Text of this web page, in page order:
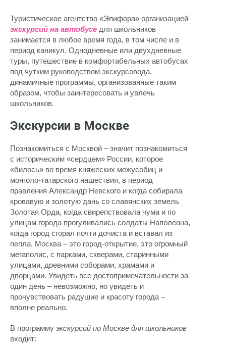
Туристическое агентство «Эпифора» организацией
экскурсий на автобусе для школьников
занимается в любое время года, в том числе и в
период каникул. Однодневные или двухдневные
туры, путешествие в комфортабельных автобусах
под чутким руководством экскурсовода,
динамичные программы, организованные таким
образом, чтобы заинтересовать и увлечь
школьников.
Экскурсии в Москве
Познакомиться с Москвой – значит познакомиться
с историческим «сердцем» России, которое
«билось» во время княжеских межусобиц и
монголо-татарского нашествия, в период
правления Александр Невского и когда собирала
кровавую и золотую дань со славянских земель
Золотая Орда, когда свирепствовала чума и по
улицам города прогуливались солдаты Наполеона,
когда город сгорал почти дочиста и вставал из
пепла. Москва – это город-открытие, это огромный
мегаполис, с парками, скверами, старинными
улицами, древними соборами, храмами и
дворцами. Увидеть все достопримечательности за
один день – невозможно, но увидеть и
прочувствовать радушие и красоту города –
вполне реально.
В программу экскурсий по Москве для школьников
входит: